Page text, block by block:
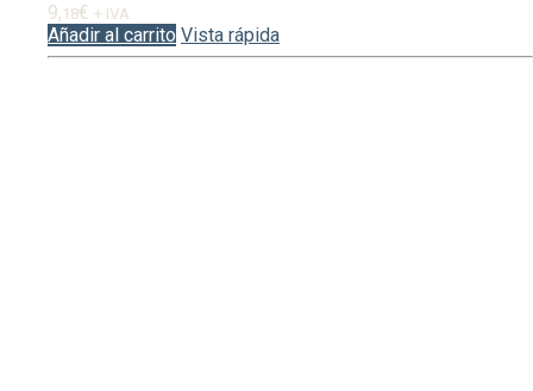
9,18€ + IVA
Añadir al carrito Vista rápida